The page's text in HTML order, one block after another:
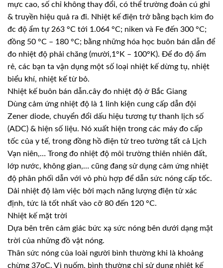
mực cao, số chỉ không thay đổi, có thể trường đoản cú ghi
& truyền hiệu quả ra đi. Nhiệt kế điện trở bằng bạch kim đo
đc độ ẩm tự 263 °C tới 1.064 °C; niken và Fe đến 300 °C;
đồng 50 °C – 180 °C; bằng những hóa học buôn bán dẫn để
đo nhiệt độ phải chăng (mười,1°K – 100°K). Để đo độ ẩm
rẻ, các bạn ta vận dụng một số loại nhiệt kế dừng tụ, nhiệt
biểu khí, nhiệt kế từ bỏ.
Nhiệt kế buôn bán dẫn.cây đo nhiệt độ ở Bắc Giang
Dùng cảm ứng nhiệt độ là 1 linh kiện cung cấp dẫn đội
Zener diode, chuyển đổi dấu hiệu tương tự thanh lịch số
(ADC) & hiện số liệu. Nó xuất hiện trong các máy đo cấp
tốc của y tế, trong đồng hồ điện tử treo tường tất cả Lịch
Vạn niên,… Trong đo nhiệt độ môi trường thiên nhiên đất,
lớp nước, không gian,… cũng đang sử dụng cảm ứng nhiệt
độ phân phối dẫn với vỏ phù hợp để dẫn sức nóng cấp tốc.
Dải nhiệt độ làm việc bởi mạch năng lượng điện tử xác
định, tức là tốt nhất vào cỡ 80 đến 120 °C.
Nhiệt kế mặt trời
Dựa bên trên cảm giác bức xạ sức nóng bên dưới dạng mặt
trời của những đồ vật nóng.
Thân sức nóng của loài người bình thường khi là khoảng
chừng 37oC. Vì nuốm, bình thường chỉ sử dụng nhiệt kế